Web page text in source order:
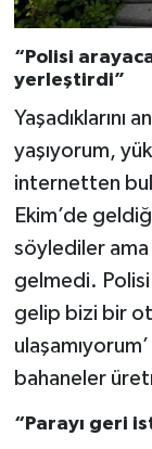
“Polisi
yerleştirdi”
Yaşadıklarını
yaşıyorum,
internetten
Ekim’de
söylediler
gelmedi. Polisi
gelip bizi bir
bahaneler
“Parayı geri